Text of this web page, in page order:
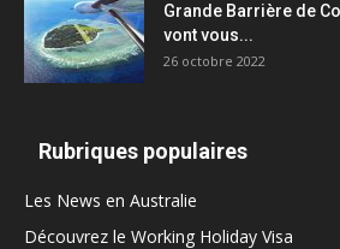
Grande Barrière de
vont vous...
26 octobre 2022
Rubriques populaires
Les News en Australie
Découvrez le Working Holiday Visa